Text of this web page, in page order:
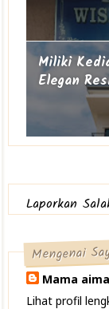
Miliki
Elegan
Laporkan
Mengenai
Mama
Lihat profil